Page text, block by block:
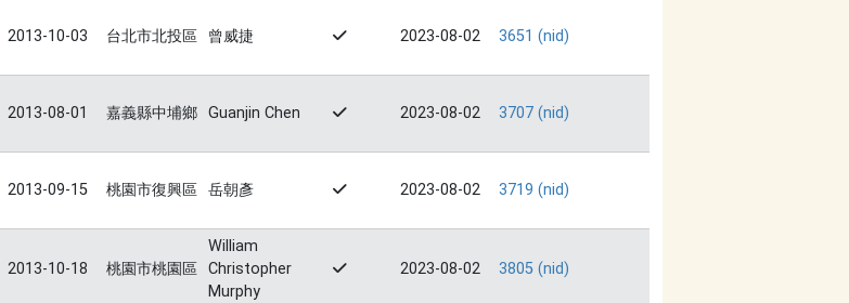
2013-10-03 台北市北投區 曾威捷 2023-08-02 3651 (nid)
2013-08-01 嘉義縣中埔鄉 Guanjin Chen 2023-08-02 3707 (nid)
2013-09-15 桃園市復興區 岳朝彥 2023-08-02 3719 (nid)
2013-10-18 桃園市桃園區
William
Christopher
Murphy
2023-08-02 3805 (nid)